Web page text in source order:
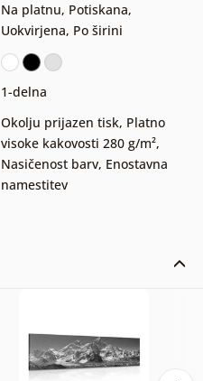
Na platnu, Potiskana,
Uokvirjena, Po širini
1-delna
Okolju prijazen tisk, Platno
visoke kakovosti 280 g/m²,
Nasičenost barv, Enostavna
namestitev